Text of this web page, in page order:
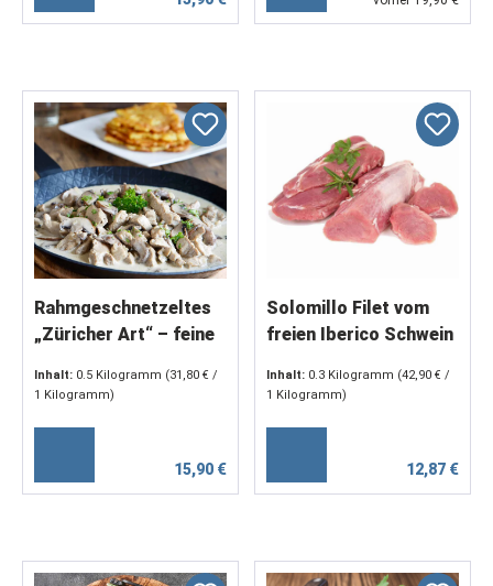
Rahmgeschnetzeltes
„Züricher Art“ – feine
n in Champignonrahm
Inhalt: 0.5 Kilogramm (31,80 € /
1 Kilogramm)
15,90 €
Solomillo Filet vom
freien Iberico Schwein
Inhalt: 0.3 Kilogramm (42,90 € /
1 Kilogramm)
12,87 €